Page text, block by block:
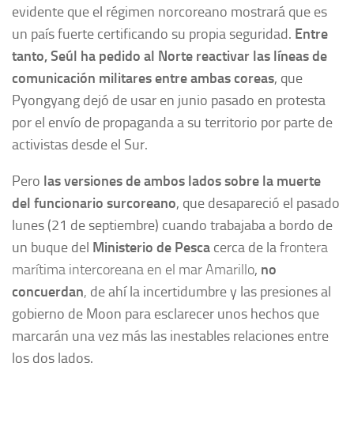
evidente que el régimen norcoreano mostrará que es
un país fuerte certificando su propia seguridad. Entre
tanto, Seúl ha pedido al Norte reactivar las líneas de
comunicación militares entre ambas coreas, que
Pyongyang dejó de usar en junio pasado en protesta
por el envío de propaganda a su territorio por parte de
activistas desde el Sur.
Pero las versiones de ambos lados sobre la muerte
del funcionario surcoreano, que desapareció el pasado
lunes (21 de septiembre) cuando trabajaba a bordo de
un buque del Ministerio de Pesca cerca de lafrontera
marítima intercoreana en el mar Amarillo, no
concuerdan, de ahí la incertidumbre y las presiones al
gobierno de Moon para esclarecer unos hechos que
marcarán una vez más las inestables relaciones entre
los dos lados.